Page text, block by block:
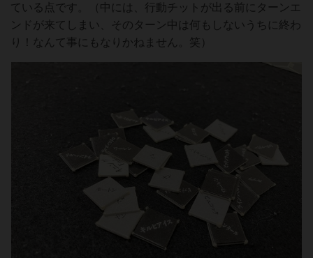
ている点です。（中には、行動チットが出る前にターンエ
ンドが来てしまい、そのターン中は何もしないうちに終わ
り！なんて事にもなりかねません。笑）